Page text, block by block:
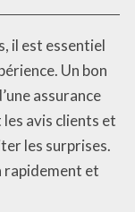
il est essentiel
Un bon
assurance
avis clients et
les surprises.
rapidement et